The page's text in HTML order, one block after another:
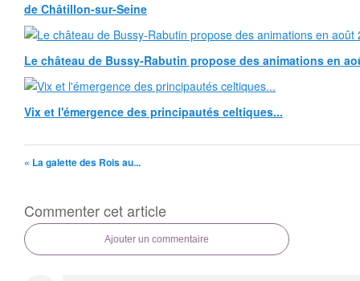
de Châtillon-sur-Seine
Le château de Bussy-Rabutin propose des animations en
Vix et l'émergence des principautés celtiques...
« La galette des Rois au...
Commenter cet article
Ajouter un commentaire